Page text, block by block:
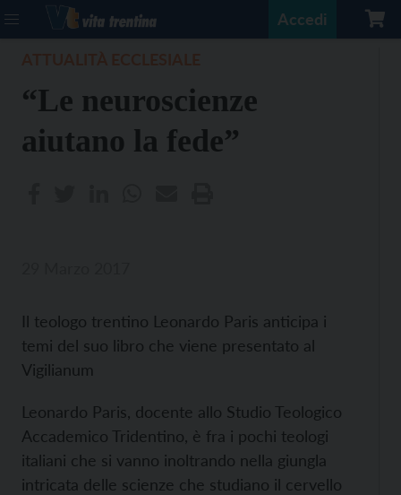
Accedi
“Le neuroscienze
aiutano la fede”
Il teologo trentino Leonardo Paris anticipa i
temi del suo libro che viene presentato al
Vigilianum
Leonardo Paris, docente allo Studio Teologico
Accademico Tridentino, è fra i pochi teologi
italiani che si vanno inoltrando nella giungla
intricata delle scienze che studiano il cervello